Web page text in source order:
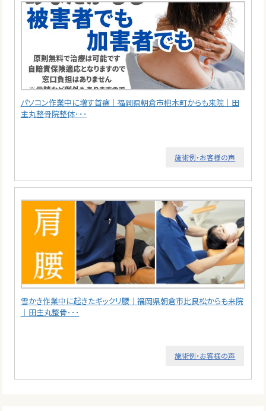
パソコン作業中に増す首痛｜福岡県朝倉市杷木町からも来院｜田
主丸整骨院整体･･･
施術例・お客様の声
雪かき作業中に起きたギックリ腰｜福岡県朝倉市比良松からも来院
｜田主丸整骨･･･
施術例・お客様の声